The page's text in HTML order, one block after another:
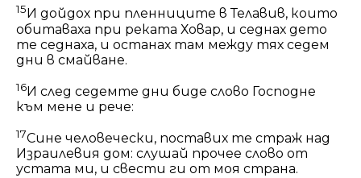
15 И дойдох при пленниците в Телавив, които
обитаваха при реката Ховар, и седнах дето
те седнаха, и останах там между тях седем
дни в смайване.
16И след седемте дни биде слово Господне
към мене и рече:
17Сине человечески, поставих те страж над
Израилевия дом: слушай прочее слово от
устата ми, и свести ги от моя страна.